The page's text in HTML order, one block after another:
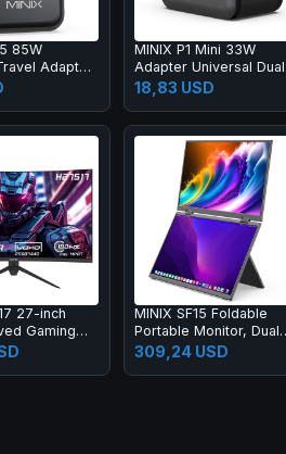
85W
Adapter,
A
MINIX P1 Mini 33W
Adapter Universal Dual
Port Charger, 1*USB-A,
1*USB-C
18,83 USD
27-inch
Gaming
2560x1440
120%
MINIX SF15 Foldable
Portable Monitor, Dual
15.6 inch 1920*1080 IPS
Screen, HDR, 178°
309,24 USD